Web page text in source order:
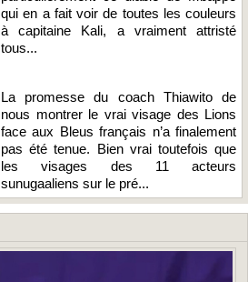
qui en a fait voir de toutes les couleurs
à capitaine Kali, a vraiment attristé
tous...
La promesse du coach Thiawito de
nous montrer le vrai visage des Lions
face aux Bleus français n’a finalement
pas été tenue. Bien vrai toutefois que
les visages des 11 acteurs
sunugaaliens sur le pré...